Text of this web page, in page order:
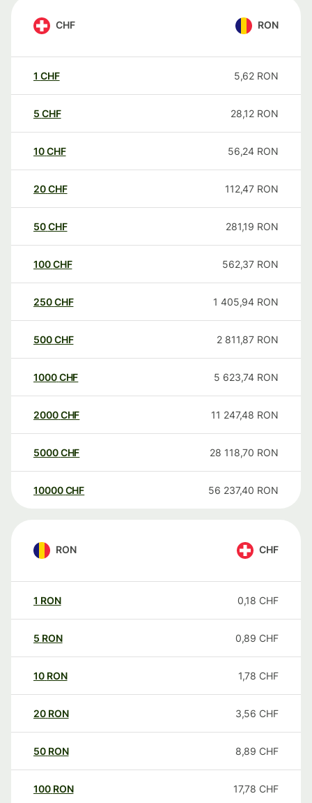
CHF RON
1 CHF 5,62 RON
5 CHF 28,12 RON
10CHF 56,24 RON
20CHF 112,47 RON
50CHF 281,19 RON
100CHF 562,37 RON
250CHF 1 405,94 RON
500CHF 2 811,87 RON
1000CHF 5 623,74 RON
2000CHF 11 247,48 RON
5000CHF 28 118,70 RON
10000 CHF 56 237,40 RON
RON CHF
1 RON 0,18 CHF
5 RON 0,89 CHF
10 RON 1,78 CHF
20 RON 3,56 CHF
50 RON 8,89 CHF
100 RON 17,78 CHF